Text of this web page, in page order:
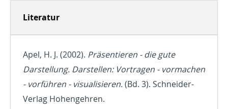
Literatur
Apel, H. J. (2002). Präsentieren - die gute
Darstellung. Darstellen: Vortragen - vormachen
- vorführen - visualisieren.(Bd. 3). Schneider-
Verlag Hohengehren.